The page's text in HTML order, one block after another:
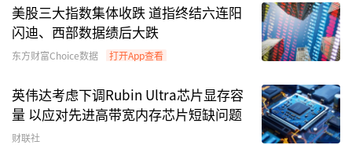
美股三大指数集体收跌 道指终结六连阳
闪迪、西部数据绩后大跌
东方财富Choice数据 打开App查看
英伟达考虑下调Rubin Ultra芯片显存容
量 以应对先进高带宽内存芯片短缺问题
财联社